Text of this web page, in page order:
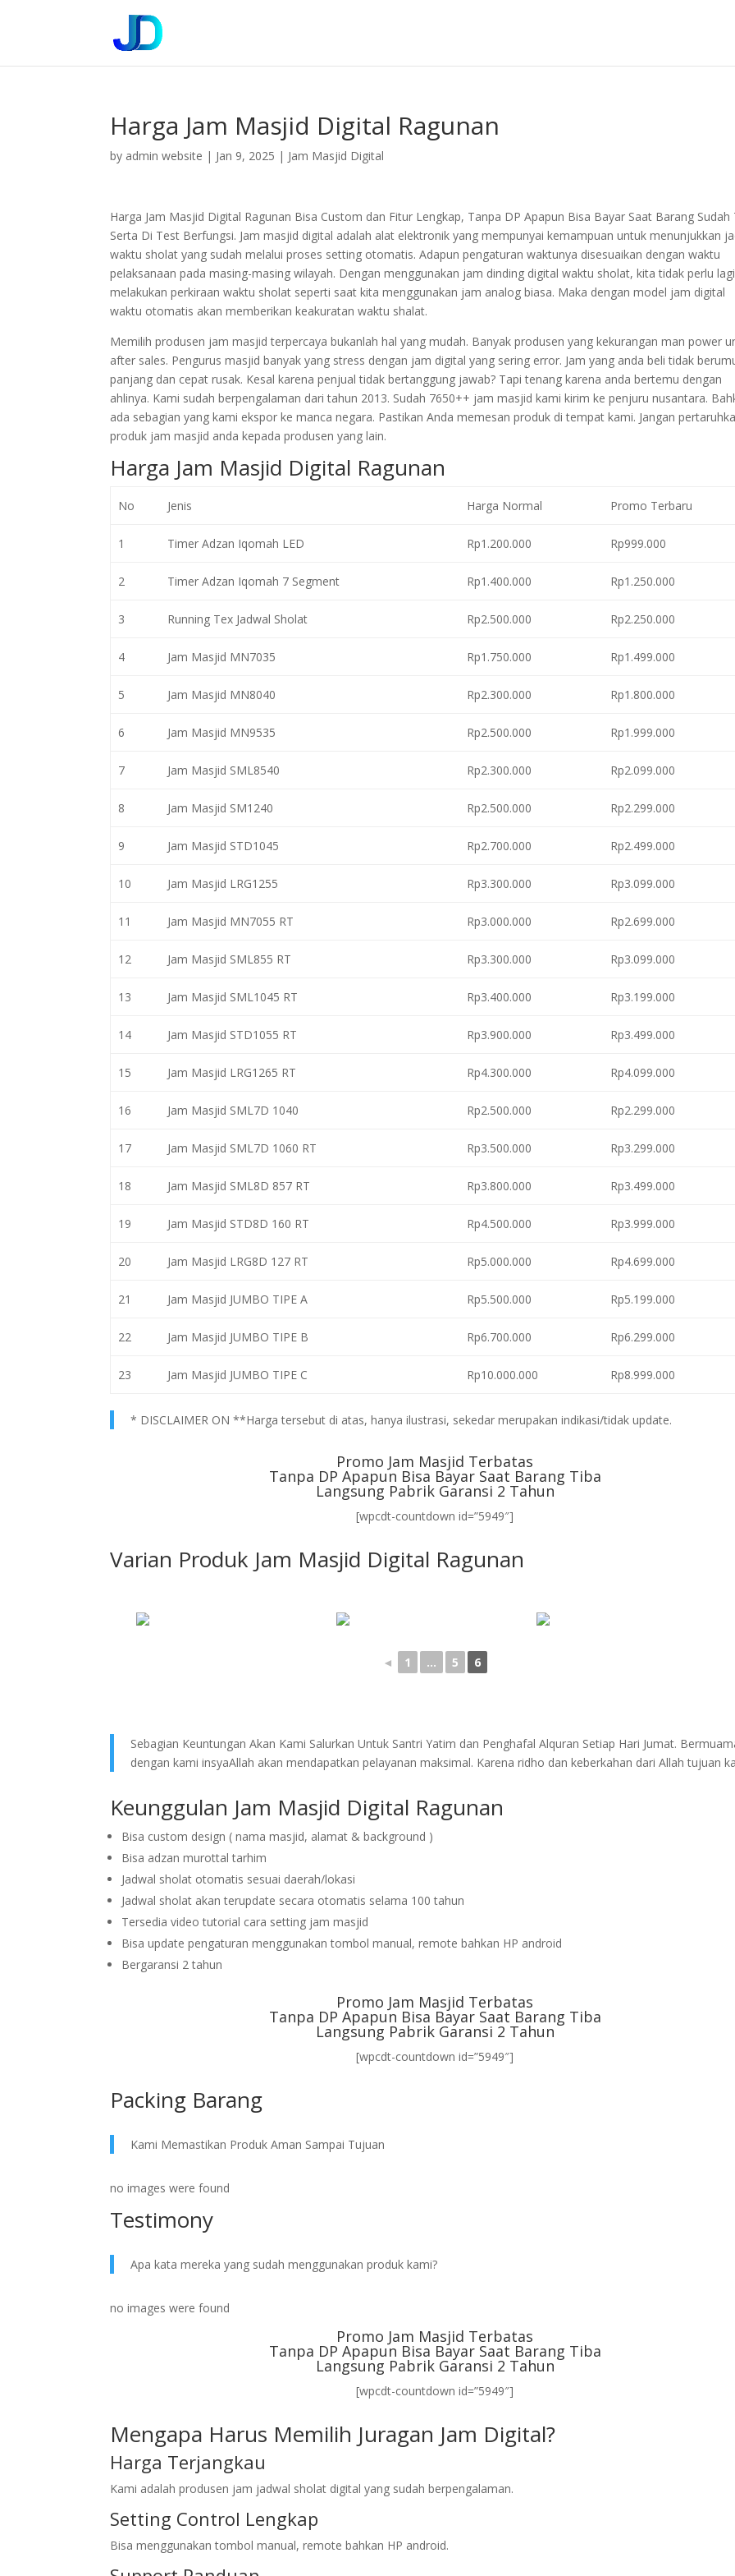
Harga Jam Masjid Digital Ragunan
by admin website | Jan 9, 2025 | Jam Masjid Digital
Harga Jam Masjid Digital Ragunan Bisa Custom dan Fitur Lengkap, Tanpa DP Apapun Bisa Bayar Saat Barang Sudah
Serta Di Test Berfungsi. Jam masjid digital adalah alat elektronik yang mempunyai kemampuan untuk menunjukkan
waktu sholat yang sudah melalui proses setting otomatis. Adapun pengaturan waktunya disesuaikan dengan waktu
pelaksanaan pada masing-masing wilayah. Dengan menggunakan jam dinding digital waktu sholat, kita tidak perlu lagi
melakukan perkiraan waktu sholat seperti saat kita menggunakan jam analog biasa. Maka dengan model jam digital
waktu otomatis akan memberikan keakuratan waktu shalat.
Memilih produsen jam masjid terpercaya bukanlah hal yang mudah. Banyak produsen yang kekurangan man power
after sales. Pengurus masjid banyak yang stress dengan jam digital yang sering error. Jam yang anda beli tidak
panjang dan cepat rusak. Kesal karena penjual tidak bertanggung jawab? Tapi tenang karena anda bertemu dengan
ahlinya. Kami sudah berpengalaman dari tahun 2013. Sudah 7650++ jam masjid kami kirim ke penjuru nusantara.
ada sebagian yang kami ekspor ke manca negara. Pastikan Anda memesan produk di tempat kami. Jangan
produk jam masjid anda kepada produsen yang lain.
Harga Jam Masjid Digital Ragunan
No Jenis Harga Normal Promo Terbaru
1 Timer Adzan Iqomah LED Rp1.200.000 Rp999.000
2 Timer Adzan Iqomah 7 Segment Rp1.400.000 Rp1.250.000
3 Running Tex Jadwal Sholat Rp2.500.000 Rp2.250.000
4 Jam Masjid MN7035 Rp1.750.000 Rp1.499.000
5 Jam Masjid MN8040 Rp2.300.000 Rp1.800.000
6 Jam Masjid MN9535 Rp2.500.000 Rp1.999.000
7 Jam Masjid SML8540 Rp2.300.000 Rp2.099.000
8 Jam Masjid SM1240 Rp2.500.000 Rp2.299.000
9 Jam Masjid STD1045 Rp2.700.000 Rp2.499.000
10 Jam Masjid LRG1255 Rp3.300.000 Rp3.099.000
11 Jam Masjid MN7055 RT Rp3.000.000 Rp2.699.000
12 Jam Masjid SML855 RT Rp3.300.000 Rp3.099.000
13 Jam Masjid SML1045 RT Rp3.400.000 Rp3.199.000
14 Jam Masjid STD1055 RT Rp3.900.000 Rp3.499.000
15 Jam Masjid LRG1265 RT Rp4.300.000 Rp4.099.000
16 Jam Masjid SML7D 1040 Rp2.500.000 Rp2.299.000
17 Jam Masjid SML7D 1060 RT Rp3.500.000 Rp3.299.000
18 Jam Masjid SML8D 857 RT Rp3.800.000 Rp3.499.000
19 Jam Masjid STD8D 160 RT Rp4.500.000 Rp3.999.000
20 Jam Masjid LRG8D 127 RT Rp5.000.000 Rp4.699.000
21 Jam Masjid JUMBO TIPE A Rp5.500.000 Rp5.199.000
22 Jam Masjid JUMBO TIPE B Rp6.700.000 Rp6.299.000
23 Jam Masjid JUMBO TIPE C Rp10.000.000 Rp8.999.000
* DISCLAIMER ON **Harga tersebut di atas, hanya ilustrasi, sekedar merupakan indikasi/tidak update.
Promo Jam Masjid Terbatas
Tanpa DP Apapun Bisa Bayar Saat Barang Tiba
Langsung Pabrik Garansi 2 Tahun
[wpcdt-countdown id=”5949″]
Varian Produk Jam Masjid Digital Ragunan
◄ 1 ... 5 6
Sebagian Keuntungan Akan Kami Salurkan Untuk Santri Yatim dan Penghafal Alquran Setiap Hari Jumat.
dengan kami insyaAllah akan mendapatkan pelayanan maksimal. Karena ridho dan keberkahan dari Allah tujuan
Keunggulan Jam Masjid Digital Ragunan
Bisa custom design ( nama masjid, alamat & background )
Bisa adzan murottal tarhim
Jadwal sholat otomatis sesuai daerah/lokasi
Jadwal sholat akan terupdate secara otomatis selama 100 tahun
Tersedia video tutorial cara setting jam masjid
Bisa update pengaturan menggunakan tombol manual, remote bahkan HP android
Bergaransi 2 tahun
Promo Jam Masjid Terbatas
Tanpa DP Apapun Bisa Bayar Saat Barang Tiba
Langsung Pabrik Garansi 2 Tahun
[wpcdt-countdown id=”5949″]
Packing Barang
Kami Memastikan Produk Aman Sampai Tujuan
no images were found
Testimony
Apa kata mereka yang sudah menggunakan produk kami?
no images were found
Promo Jam Masjid Terbatas
Tanpa DP Apapun Bisa Bayar Saat Barang Tiba
Langsung Pabrik Garansi 2 Tahun
[wpcdt-countdown id=”5949″]
Mengapa Harus Memilih Juragan Jam Digital?
Harga Terjangkau
Kami adalah produsen jam jadwal sholat digital yang sudah berpengalaman.
Setting Control Lengkap
Bisa menggunakan tombol manual, remote bahkan HP android.